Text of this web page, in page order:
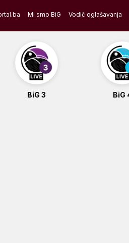
Mi smo BiG Vodič oglašavanja
BiG 3 BiG